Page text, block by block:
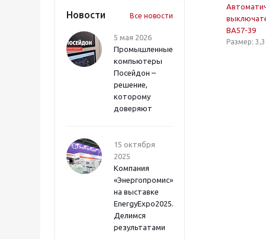
Новости Все новости
5 мая 2026
Промышленные
компьютеры
Посейдон –
решение,
которому
доверяют
15 октября
2025
Компания
«Энергопромис»
на выставке
EnergyExpo2025.
Делимся
результатами
ВА57-39
Размер: